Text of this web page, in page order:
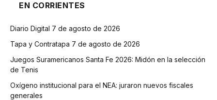
EN CORRIENTES
Diario Digital 7 de agosto de 2026
Tapa y Contratapa 7 de agosto de 2026
Juegos Suramericanos Santa Fe 2026: Midón en la selección
de Tenis
Oxígeno institucional para el NEA: juraron nuevos fiscales
generales